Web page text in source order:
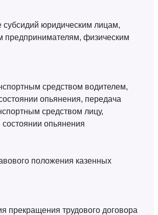
субсидий юридическим лицам,
предпринимателям, физическим
средством водителем,
опьянения, передача
средством лицу,
опьянения
положения казенных
прекращения трудового договора